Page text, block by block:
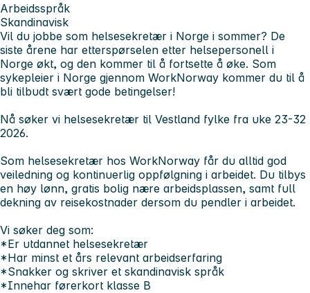
Arbeidsspråk
Skandinavisk
Vil du jobbe som helsesekretær i Norge i sommer? De
siste årene har etterspørselen etter helsepersonell i
Norge økt, og den kommer til å fortsette å øke. Som
sykepleier i Norge gjennom WorkNorway kommer du til å
bli tilbudt svært gode betingelser!
Nå søker vi helsesekretær til Vestland fylke fra uke 23-32
2026.
Som helsesekretær hos WorkNorway får du alltid god
veiledning og kontinuerlig oppfølgning i arbeidet. Du tilbys
en høy lønn, gratis bolig nære arbeidsplassen, samt full
dekning av reisekostnader dersom du pendler i arbeidet.
Vi søker deg som:
*Er utdannet helsesekretær
*Har minst et års relevant arbeidserfaring
*Snakker og skriver et skandinavisk språk
*Innehar førerkort klasse B